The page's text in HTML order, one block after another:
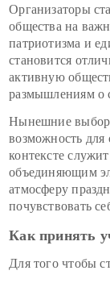
Организаторы
общества на
патриотизма и
становится
активную
размышлениям о
Нынешние
возможность
контексте
объединяющим
атмосферу
почувствовать
Как принять
Для того чтобы